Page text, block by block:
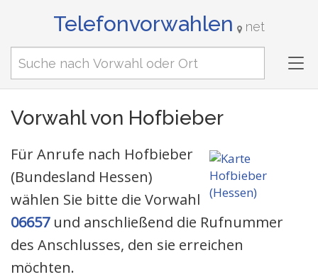
Telefonvorwahlen net
Vorwahl von Hofbieber
Für Anrufe nach Hofbieber
(Bundesland Hessen)
wählen Sie bitte die Vorwahl
06657und anschließend die Rufnummer
des Anschlusses, den sie erreichen
möchten.